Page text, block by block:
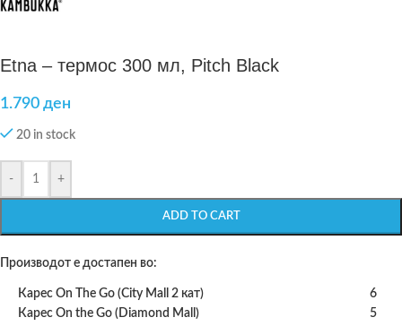
Etna – термос 300 мл, Pitch Black
1.790 ден
20 in stock
- +
ADD TO CART
Производот е достапен во:
Карес On The Go (City Mall 2 кат)
6
Карес On the Go (Diamond Mall)
5